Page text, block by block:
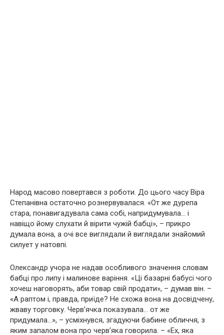
Народ масово повертався з роботи. До цього часу Віра
Степанівна остаточно рознервувалася. «От же дурепа
стара, понавигадувала сама собі, напридумувала… і
навіщо йому слухати й вірити чужій бабці», – прикро
думала вона, а очі все виглядали й виглядали знайомий
силует у натовпі.
Олександр учора не надав особливого значення словам
бабці про липу і малинове варіння. «Ці базарні бабусі чого
хочеш наговорять, аби товар свій продати», – думав він. –
«А раптом і, правда, приїде? Не схожа вона на досвідчену,
жваву торговку. Черв’ячка показувала… от же
придумала…», – усміхнувся, згадуючи бабине обличчя, з
яким запалом вона про черв’яка говорила. – «Ех, яка